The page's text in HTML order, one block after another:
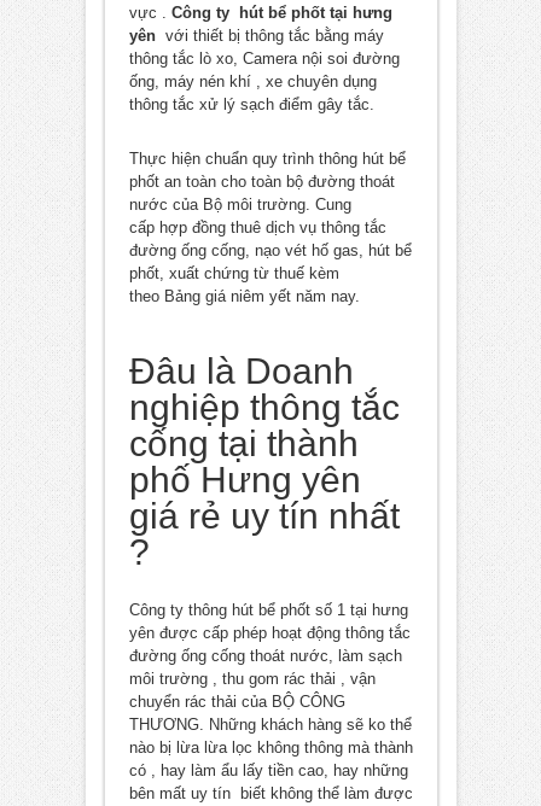
vực . Công ty hút bể phốt tại hưng
yênvới thiết bị thông tắc bằng máy
thông tắc lò xo, Camera nội soi đường
ống, máy nén khí , xe chuyên dụng
thông tắc xử lý sạch điểm gây tắc.
Thực hiện chuẩn quy trình thông hút bể
phốt an toàn cho toàn bộ đường thoát
nước của Bộ môi trường. Cung
cấp hợp đồng thuê dịch vụ thông tắc
đường ống cống, nạo vét hố gas, hút bể
phốt, xuất chứng từ thuế kèm
theo Bảng giá niêm yết năm nay.
Đâu là Doanh
nghiệp thông tắc
cống tại thành
phố Hưng yên
giá rẻ uy tín nhất
?
Công ty thông hút bể phốt số 1 tại hưng
yên được cấp phép hoạt động thông tắc
đường ống cống thoát nước, làm sạch
môi trường , thu gom rác thải , vận
chuyển rác thải của BỘ CÔNG
THƯƠNG. Những khách hàng sẽ ko thể
nào bị lừa lừa lọc không thông mà thành
có , hay làm ẩu lấy tiền cao, hay những
bên mất uy tín biết không thể làm được